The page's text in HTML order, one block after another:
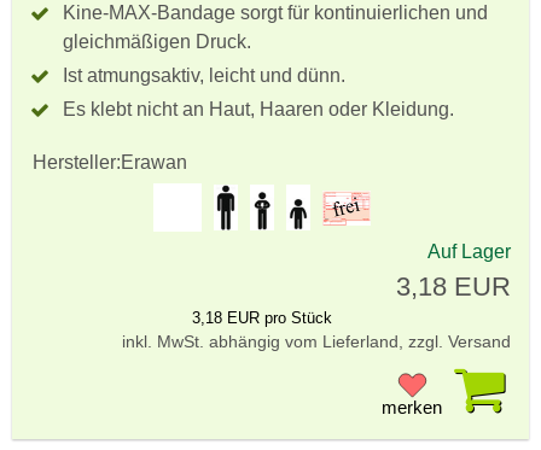
Kine-MAX-Bandage sorgt für kontinuierlichen und
gleichmäßigen Druck.
Ist atmungsaktiv, leicht und dünn.
Es klebt nicht an Haut, Haaren oder Kleidung.
Hersteller:Erawan
Auf Lager
3,18 EUR
3,18 EUR pro Stück
inkl. MwSt. abhängig vom Lieferland, zzgl. Versand
merken